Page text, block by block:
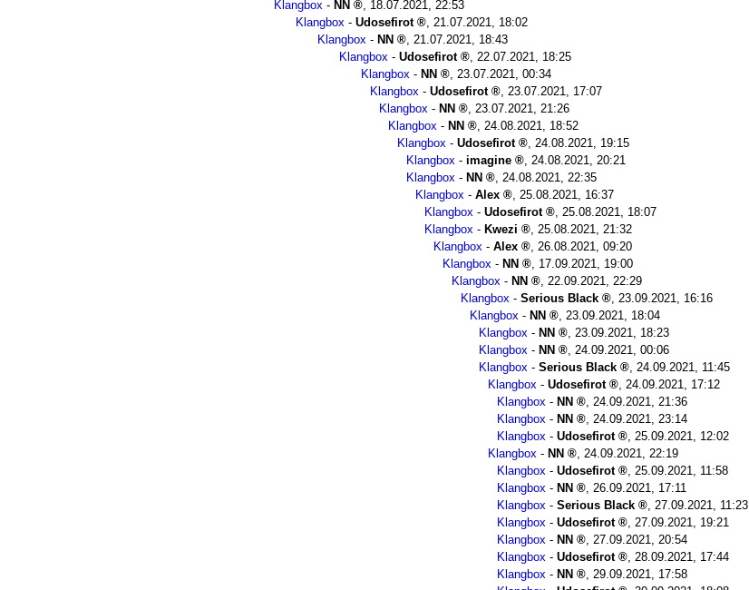
Klangbox - NN , 18.07.2021, 22:53
Klangbox - Udosefirot , 21.07.2021, 18:02
Klangbox - NN , 21.07.2021, 18:43
Klangbox - Udosefirot , 22.07.2021, 18:25
Klangbox - NN , 23.07.2021, 00:34
Klangbox - Udosefirot , 23.07.2021, 17:07
Klangbox - NN , 23.07.2021, 21:26
Klangbox - NN , 24.08.2021, 18:52
Klangbox - Udosefirot , 24.08.2021, 19:15
Klangbox - imagine , 24.08.2021, 20:21
Klangbox - NN , 24.08.2021, 22:35
Klangbox - Alex , 25.08.2021, 16:37
Klangbox - Udosefirot , 25.08.2021, 18:07
Klangbox - Kwezi , 25.08.2021, 21:32
Klangbox - Alex , 26.08.2021, 09:20
Klangbox - NN , 17.09.2021, 19:00
Klangbox - NN , 22.09.2021, 22:29
Klangbox - Serious Black , 23.09.2021, 16:16
Klangbox - NN , 23.09.2021, 18:04
Klangbox - NN , 23.09.2021, 18:23
Klangbox - NN , 24.09.2021, 00:06
Klangbox - Serious Black , 24.09.2021, 11:45
Klangbox - Udosefirot , 24.09.2021, 17:12
Klangbox - NN , 24.09.2021, 21:36
Klangbox - NN , 24.09.2021, 23:14
Klangbox - Udosefirot , 25.09.2021, 12:02
Klangbox - NN , 24.09.2021, 22:19
Klangbox - Udosefirot , 25.09.2021, 11:58
Klangbox - NN , 26.09.2021, 17:11
Klangbox - Serious Black , 27.09.2021, 11:23
Klangbox - Udosefirot , 27.09.2021, 19:21
Klangbox - NN , 27.09.2021, 20:54
Klangbox - Udosefirot , 28.09.2021, 17:44
Klangbox - NN , 29.09.2021, 17:58